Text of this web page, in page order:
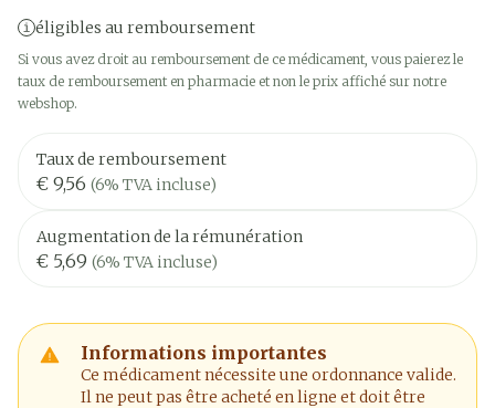
éligibles au remboursement
Si vous avez droit au remboursement de ce médicament, vous paierez le
taux de remboursement en pharmacie et non le prix affiché sur notre
webshop.
Taux de remboursement
€ 9,56 (6% TVA incluse)
Augmentation de la rémunération
€ 5,69 (6% TVA incluse)
Informations importantes
Ce médicament nécessite une ordonnance valide.
Il ne peut pas être acheté en ligne et doit être